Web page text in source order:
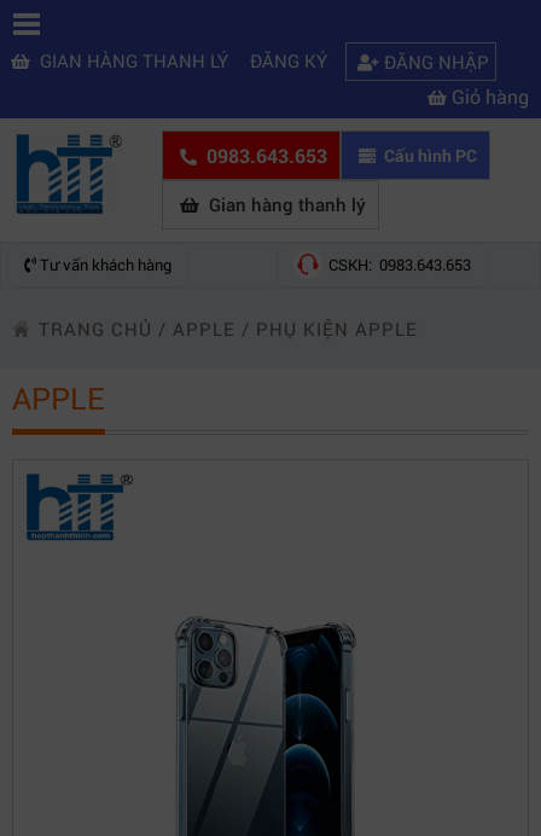
GIAN HÀNG THANH LÝ ĐĂNG KÝ ĐĂNG NHẬP
Giỏ hàng
0983.643.653 Cấu hình PC
Gian hàng thanh lý
Tư vấn khách hàng CSKH: 0983.643.653
TRANG CHỦ / APPLE / PHỤ KIỆN APPLE
APPLE